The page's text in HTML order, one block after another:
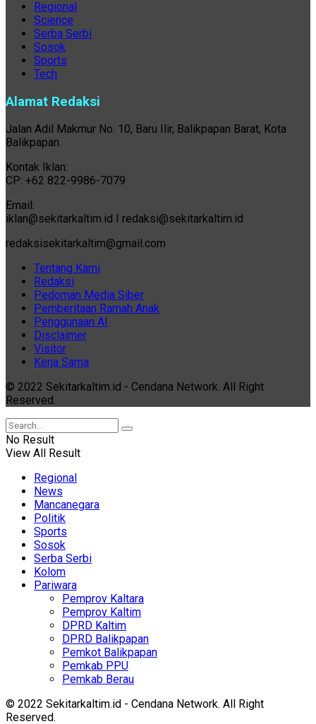
Regional
Science
Serba Serbi
Sosok
Sports
Tech
Alamat Redaksi
Jalan Adil Makmur No. 10, Baru Ilir, Balikpapan Barat, Kota
Balikpapan.
Kontak Iklan:
CP: +62 822-9986-7079
Email:
iklan@sekitarkaltim.id I redaksi@sekitarkaltim.id
redaksisekitarkaltim@gmail.com
Tentang Kami
Redaksi
Pedoman Media Siber
Pemberitaan Ramah Anak
Penggunaan AI
Disclaimer
Visitor
Kerja Sama
© 2022 Sekitarkaltim.id - Cendana Network. All Right
Reserved.
No Result
View All Result
Regional
News
Mancanegara
Politik
Sports
Sosok
Serba Serbi
Kolom
Pariwara
Pemprov Kaltara
Pemprov Kaltim
DPRD Kaltim
DPRD Balikpapan
Pemkot Balikpapan
Pemkab PPU
Pemkab Berau
© 2022 Sekitarkaltim.id - Cendana Network. All Right
Reserved.